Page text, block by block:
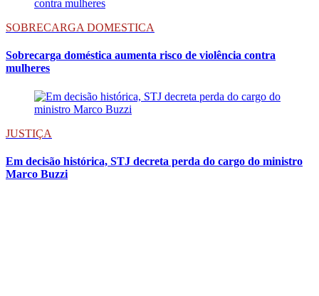
SOBRECARGA DOMESTICA
Sobrecarga doméstica aumenta risco de violência contra
mulheres
JUSTIÇA
Em decisão histórica, STJ decreta perda do cargo do ministro
Marco Buzzi